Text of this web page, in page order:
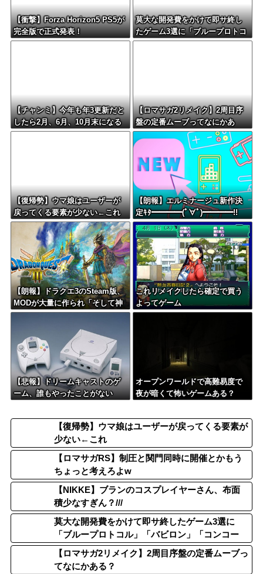
【衝撃】Forza Horizon5 PS5が
完全版で正式発表！
莫大な開発費をかけて即サ終し
たゲーム3選に「ブループロトコ
ル」「バビロン」「コンコー
【チャンミ】今年も年3更新だと
したら2月、6月、10月末になる
けどこれ毎回LoH月だから暇すぎ
【ロマサガ2リメイク】2周目序
盤の定番ムーブってなにかあ
る？
【復帰勢】ウマ娘はユーザーが
戻ってくる要素が少ない←これ
【朗報】エルミナージュ新作決
定ｷﾀ━━━━(ﾟ∀ﾟ)━━━━!!
【朗報】ドラクエ3のSteam版、
MODが大量に作られ「そして神
ゲーへ」
これリメイクしたら確定で買う
よってゲーム
【悲報】ドリームキャストのゲ
ーム、誰もやったことがない
オープンワールドで高難易度で
夜が暗くて怖いゲームある？
【復帰勢】ウマ娘はユーザーが戻ってくる要素が
少ない←これ
【ロマサガRS】制圧と関門同時に開催とかもう
ちょっと考えろよw
【NIKKE】ブランのコスプレイヤーさん、布面
積少なすぎん？///
莫大な開発費をかけて即サ終したゲーム3選に
「ブループロトコル」「バビロン」「コンコー
ド」
【ロマサガ2リメイク】2周目序盤の定番ムーブっ
てなにかある？